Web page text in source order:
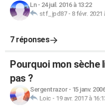
Ln- 24 juil. 2016 à 13:22
stf_jpd87- 8 févr. 2021
7 réponses
Pourquoi mon sèche
pas ?
Sergentrazor- 15 janv.
Loic - 19 avr. 2017 à